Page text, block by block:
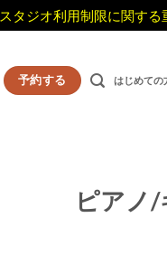
スタジオ利用制限に関する
予約する はじめての
ピアノ